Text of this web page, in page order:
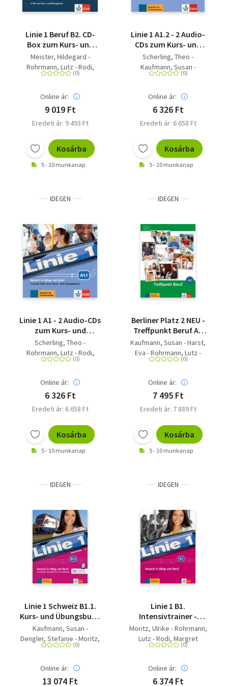
Linie 1 Beruf B2. CD-
Box zum Kurs- und
Übungsbuch - Deutsch
für Berufssprachkurse
Meister, Hildegard -
Rohrmann, Lutz - Rodi,
Margret - Moritz, Ulrike -
Schümann, Anja
Online ár:
9 019 Ft
Eredeti ár: 9 493 Ft
Kosárba
5 - 10 munkanap
Linie 1 A1.2 - 2 Audio-
CDs zum Kurs- und
Übungsbuch
Scherling, Theo -
Kaufmann, Susan -
Rohrmann, Lutz - Sonntag,
Margret - Harst, Eva
Online ár:
6 326 Ft
Eredeti ár: 6 658 Ft
Kosárba
5 - 10 munkanap
IDEGEN
Linie 1 A1 - 2 Audio-CDs
zum Kurs- und
Übungsbuch, Teil 1
Scherling, Theo -
Rohrmann, Lutz - Rodi,
Margret - Moritz, Ulrike -
Sonntag, Ralf - Harst, Eva
Online ár:
6 326 Ft
Eredeti ár: 6 658 Ft
Kosárba
5 - 10 munkanap
IDEGEN
Berliner Platz 2 NEU -
Treffpunkt Beruf A2
mit Audio-CD -
Deutsch im Alltag
Kaufmann, Susan - Harst,
Eva - Rohrmann, Lutz -
Rodi, Margret
Online ár:
7 495 Ft
Eredeti ár: 7 889 Ft
Kosárba
5 - 10 munkanap
IDEGEN
Linie 1 Schweiz B1.1.
Kurs- und Übungsbuch
mit DVD-ROM -
Deutsch in Alltag und
Beruf mit Schweizer
Landeskunde. Kurs-
und Übungsbuch mit
Kaufmann, Susan -
Dengler, Stefanie - Moritz,
Ulrike - Rohrmann, Lutz -
Rusch, Paul - Rodi, Margret
- Hoffmann, Ludwig -
Online ár:
13 074 Ft
IDEGEN
Linie 1 B1.
Intensivtrainer -
Deutsch in Alltag und
Beruf
Moritz, Ulrike - Rohrmann,
Lutz - Rodi, Margret
Online ár:
6 374 Ft